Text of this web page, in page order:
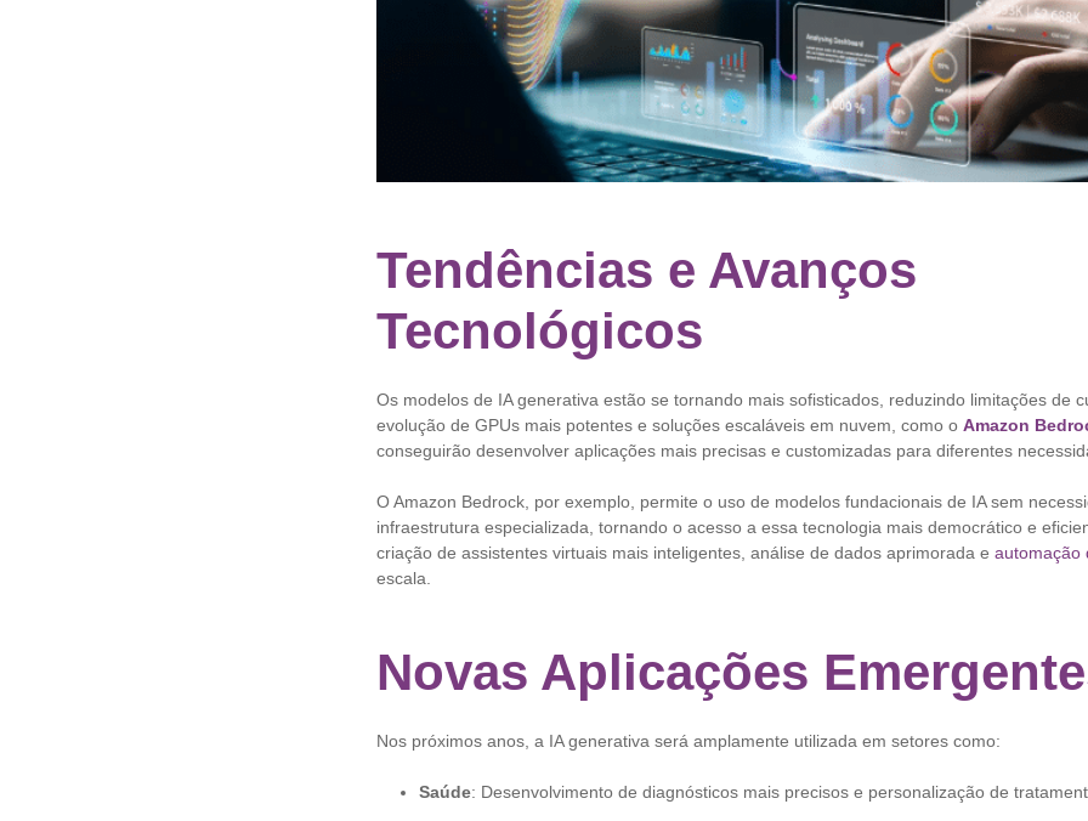
Tendências e Avanços
Tecnológicos
Os modelos de IA generativa estão se tornando mais sofisticados, reduzindo limitações de
evolução de GPUs mais potentes e soluções escaláveis em nuvem, como o Amazon
conseguirão desenvolver aplicações mais precisas e customizadas para diferentes
O Amazon Bedrock, por exemplo, permite o uso de modelos fundacionais de IA sem
infraestrutura especializada, tornando o acesso a essa tecnologia mais democrático e
criação de assistentes virtuais mais inteligentes, análise de dados aprimorada e automação
escala.
Novas Aplicações
Nos próximos anos, a IA generativa será amplamente utilizada em setores como:
Saúde: Desenvolvimento de diagnósticos mais precisos e personalização de